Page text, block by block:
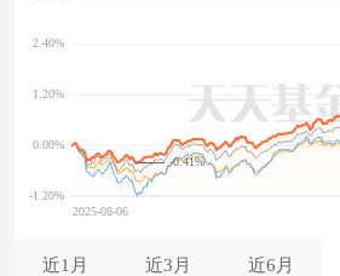
-0.41%
近1月 近3月 近6月